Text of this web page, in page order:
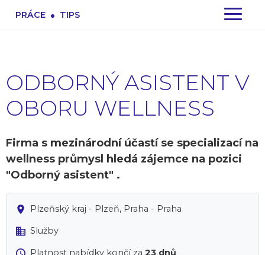
PRÁCE . TIPS
ODBORNÝ ASISTENT V
OBORU WELLNESS
Firma s mezinárodní účastí se specializací na
wellness průmysl hledá zájemce na pozici
"Odborný asistent" .
Plzeňský kraj - Plzeň, Praha - Praha
Služby
Platnost nabídky končí za 23 dnů